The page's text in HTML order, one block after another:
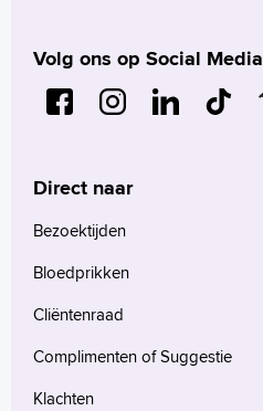
Volg ons op Social Media
Direct naar
Bezoektijden
Bloedprikken
Cliëntenraad
Complimenten of Suggestie
Klachten